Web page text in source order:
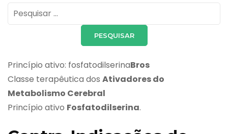
Pesquisar
por:
Princípio ativo: fosfatodilserinaBros
Classe terapêutica dos Ativadores do
Metabolismo Cerebral
Princípio ativo Fosfatodilserina.